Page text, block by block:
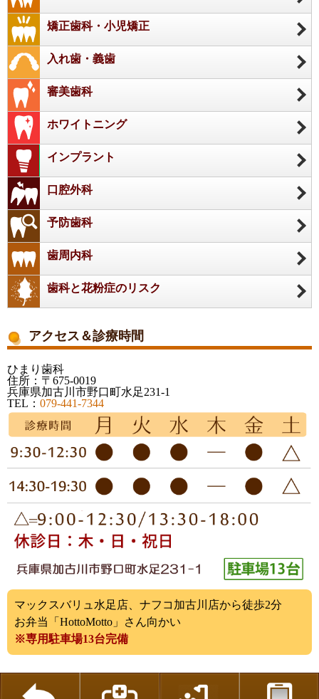
矯正歯科・小児矯正
入れ歯・義歯
審美歯科
ホワイトニング
インプラント
口腔外科
予防歯科
歯周内科
歯科と花粉症のリスク
アクセス＆診療時間
ひまり歯科
住所：〒675-0019
兵庫県加古川市野口町水足231-1
TEL： 079-441-7344
マックスバリュ水足店、ナフコ加古川店から徒歩2分
お弁当「HottoMotto」さん向かい
※専用駐車場13台完備